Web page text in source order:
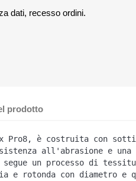
dati, recesso ordini.
prodotto
Pro8, è costruita con
all'abrasione e
segue un processo di
e rotonda con diametro